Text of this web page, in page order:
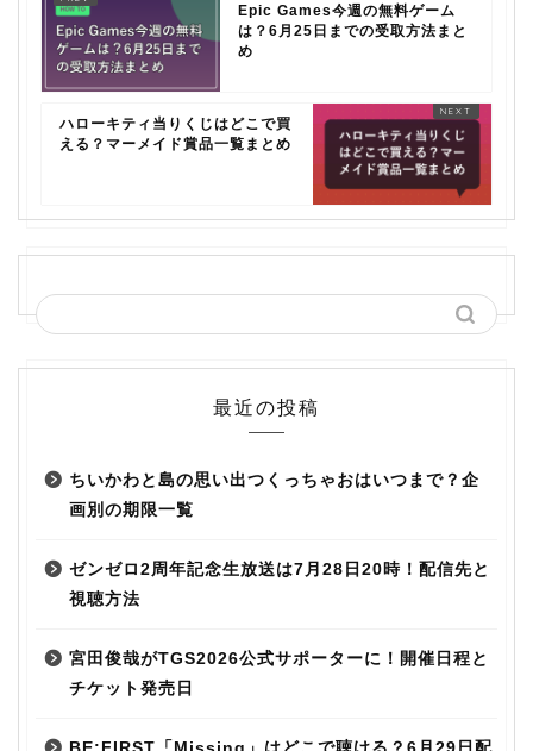
Epic Games今週の無料ゲーム
は？6月25日までの受取方法まと
め
ハローキティ当りくじはどこで買
える？マーメイド賞品一覧まとめ
最近の投稿
ちいかわと島の思い出つくっちゃおはいつまで？企
画別の期限一覧
ゼンゼロ2周年記念生放送は7月28日20時！配信先と
視聴方法
宮田俊哉がTGS2026公式サポーターに！開催日程と
チケット発売日